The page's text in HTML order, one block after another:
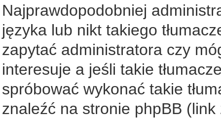
Najprawdopodobniej
języka lub nikt takiego
zapytać administratora czy
interesuje a jeśli takie
spróbować wykonać takie
znaleźć na stronie phpBB